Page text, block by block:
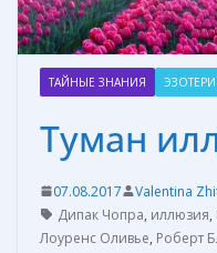
ТАЙНЫЕ ЗНАНИЯ
Туман
07.08.2017 Valentina
Дипак Чопра, иллюзия,
Лоуренс Оливье, Роберт